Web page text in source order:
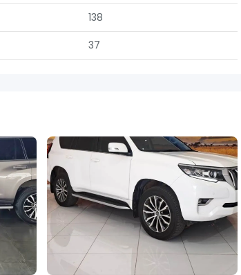
138
37